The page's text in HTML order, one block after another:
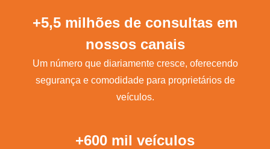
+5,5 milhões de consultas em
nossos canais
Um número que diariamente cresce, oferecendo
segurança e comodidade para proprietários de
veículos.
+600 mil veículos